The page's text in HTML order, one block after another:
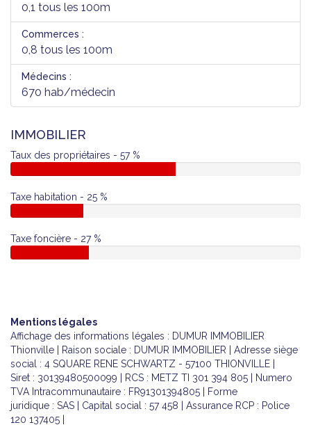
0,1 tous les 100m
Commerces :
0,8 tous les 100m
Médecins :
670 hab/médecin
IMMOBILIER
Taux des propriétaires - 57 %
Taxe habitation - 25 %
Taxe foncière - 27 %
Mentions légales
Affichage des informations légales : DUMUR IMMOBILIER
Thionville | Raison sociale : DUMUR IMMOBILIER | Adresse siège
social : 4 SQUARE RENE SCHWARTZ - 57100 THIONVILLE |
Siret : 30139480500099 | RCS : METZ TI 301 394 805 | Numero
TVA Intracommunautaire : FR91301394805 | Forme
juridique : SAS | Capital social : 57 458 | Assurance RCP : Police
120 137405 |